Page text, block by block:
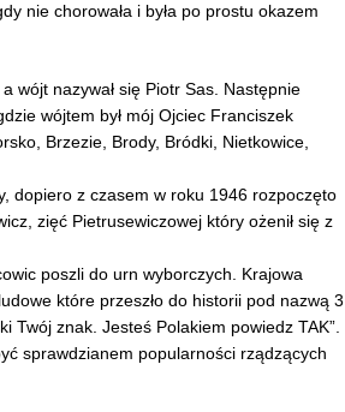
nie chorowała i była po prostu okazem
wójt nazywał się Piotr Sas. Następnie
wójtem był mój Ojciec Franciszek
Brzezie, Brody, Bródki, Nietkowice,
dopiero z czasem w roku 1946 rozpoczęto
zięć Pietrusewiczowej który ożenił się z
poszli do urn wyborczych. Krajowa
które przeszło do historii pod nazwą 3
Twój znak. Jesteś Polakiem powiedz TAK”.
sprawdzianem popularności rządzących